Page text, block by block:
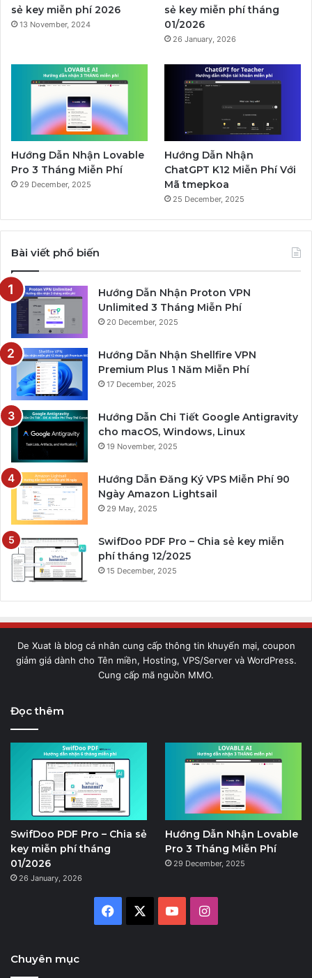
sẻ key miễn phí 2026
13 November, 2024
sẻ key miễn phí tháng
01/2026
26 January, 2026
Hướng Dẫn Nhận Lovable
Pro 3 Tháng Miễn Phí
29 December, 2025
Hướng Dẫn Nhận
ChatGPT K12 Miễn Phí Với
Mã tmepkoa
25 December, 2025
Bài viết phổ biến
Hướng Dẫn Nhận Proton VPN
Unlimited 3 Tháng Miễn Phí
20 December, 2025
Hướng Dẫn Nhận Shellfire VPN
Premium Plus 1 Năm Miễn Phí
17 December, 2025
Hướng Dẫn Chi Tiết Google Antigravity
cho macOS, Windows, Linux
19 November, 2025
Hướng Dẫn Đăng Ký VPS Miễn Phí 90
Ngày Amazon Lightsail
29 May, 2025
SwifDoo PDF Pro – Chia sẻ key miễn
phí tháng 12/2025
15 December, 2025
De Xuat là blog cá nhân cung cấp thông tin khuyến mại, coupon
giảm giá dành cho Tên miền, Hosting, VPS/Server và WordPress.
Cung cấp mã nguồn MMO.
Đọc thêm
SwifDoo PDF Pro – Chia sẻ
key miễn phí tháng
01/2026
26 January, 2026
Hướng Dẫn Nhận Lovable
Pro 3 Tháng Miễn Phí
29 December, 2025
Facebook YouTubeInstagram
Chuyên mục